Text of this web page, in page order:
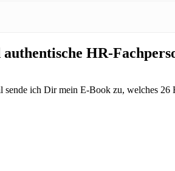
HR-
ich Dir mein E-Book zu, welches